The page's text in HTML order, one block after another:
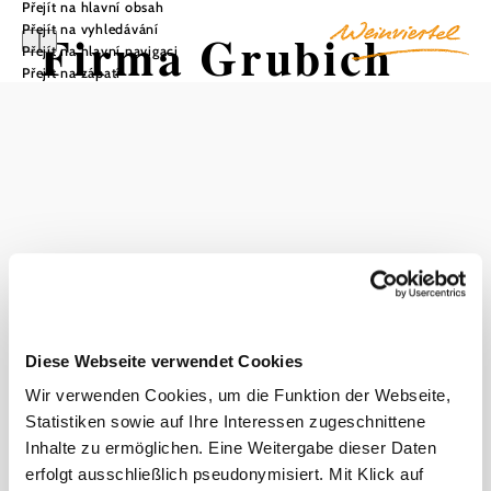
Diese Webseite verwendet Cookies
Wir verwenden Cookies, um die Funktion der Webseite,
Statistiken sowie auf Ihre Interessen zugeschnittene
Inhalte zu ermöglichen. Eine Weitergabe dieser Daten
erfolgt ausschließlich pseudonymisiert. Mit Klick auf
Přejít na hlavní obsah
Přejít na vyhledávání
Přejít na hlavní navigaci
Přejít na zápatí
Firma Grubich
příznivci jízdních kol se proto mohou spolehnout na servis
kol Güntera Grubicha - díky odbornému poradenství a
Objevování okolí